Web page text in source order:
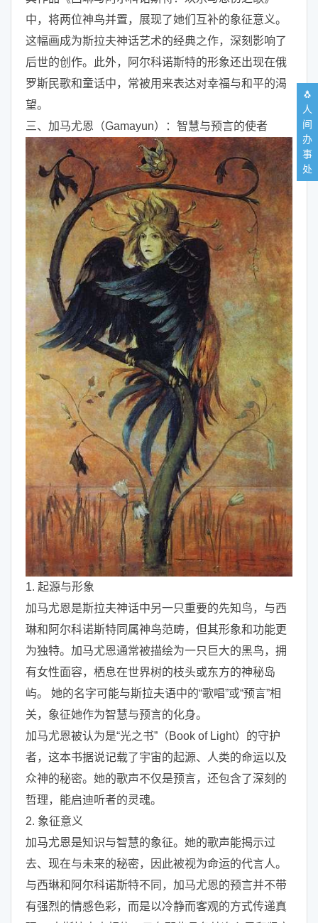
中，将两位神鸟并置，展现了她们互补的象征意义。
这幅画成为斯拉夫神话艺术的经典之作，深刻影响了
后世的创作。此外，阿尔科诺斯特的形象还出现在俄
罗斯民歌和童话中，常被用来表达对幸福与和平的渴
望。
三、加马尤恩（Gamayun）：智慧与预言的使者
1. 起源与形象
加马尤恩是斯拉夫神话中另一只重要的先知鸟，与西
琳和阿尔科诺斯特同属神鸟范畴，但其形象和功能更
为独特。加马尤恩通常被描绘为一只巨大的黑鸟，拥
有女性面容，栖息在世界树的枝头或东方的神秘岛
屿。 她的名字可能与斯拉夫语中的“歌唱”或“预言”相
关，象征她作为智慧与预言的化身。
加马尤恩被认为是“光之书”（Book of Light）的守护
者，这本书据说记载了宇宙的起源、人类的命运以及
众神的秘密。她的歌声不仅是预言，还包含了深刻的
哲理，能启迪听者的灵魂。
2. 象征意义
加马尤恩是知识与智慧的象征。她的歌声能揭示过
去、现在与未来的秘密，因此被视为命运的代言人。
与西琳和阿尔科诺斯特不同，加马尤恩的预言并不带
有强烈的情感色彩，而是以冷静而客观的方式传递真
🐧
人
间
办
事
处